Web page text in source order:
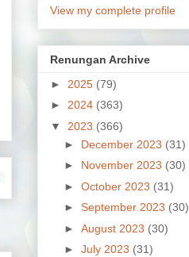
View my complete profile
Renungan Archive
► 2025 (79)
► 2024 (363)
▼ 2023 (366)
► December 2023 (31)
► November 2023 (30)
► October 2023 (31)
► September 2023 (30)
► August 2023 (30)
► July 2023 (31)